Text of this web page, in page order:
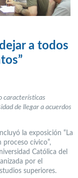
a todos
características
de llegar a acuerdos
la exposición “La
cívico”,
Católica del
por el
superiores.